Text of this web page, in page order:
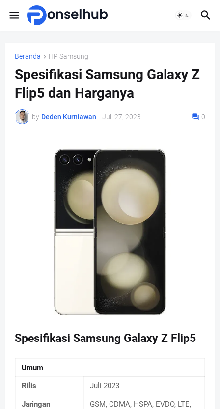
Beranda HP Samsung
Spesifikasi Samsung Galaxy Z
Flip5 dan Harganya
by Deden Kurniawan - Juli 27, 2023 0
Spesifikasi Samsung Galaxy Z Flip5
Umum
Rilis Juli 2023
Jaringan
GSM, CDMA, HSPA, EVDO, LTE,